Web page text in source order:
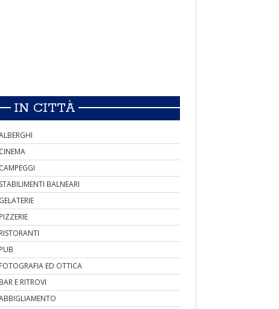
IN CITTÀ
CINEMA
CAMPEGGI
STABILIMENTI BALNEARI
GELATERIE
PIZZERIE
RISTORANTI
PUB
FOTOGRAFIA ED OTTICA
BAR E RITROVI